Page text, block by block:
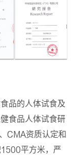
品的人体试食及
食品人体试食研
CMA资质认定和
平方米，严